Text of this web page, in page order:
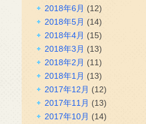
2018年6月 (12)
2018年5月 (14)
2018年4月 (15)
2018年3月 (13)
2018年2月 (11)
2018年1月 (13)
2017年12月 (12)
2017年11月 (13)
2017年10月 (14)